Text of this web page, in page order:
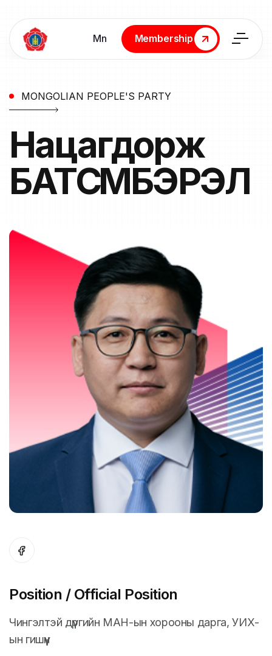
Мn
Membership
Membership
MONGOLIAN PEOPLE'S PARTY
Нацагдорж
БАТСҮМБЭРЭЛ
Position / Official Position
Чингэлтэй дүүргийн МАН-ын хорооны дарга, УИХ-
ын гишүүн